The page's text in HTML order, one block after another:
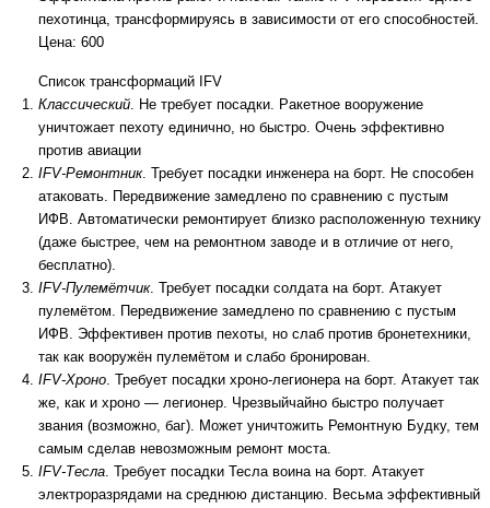
пехотинца, трансформируясь в зависимости от его способностей.
Цена: 600
Список трансформаций IFV
Классический. Не требует посадки. Ракетное вооружение
уничтожает пехоту единично, но быстро. Очень эффективно
против авиации
IFV-Ремонтник. Требует посадки инженера на борт. Не способен
атаковать. Передвижение замедлено по сравнению с пустым
ИФВ. Автоматически ремонтирует близко расположенную технику
(даже быстрее, чем на ремонтном заводе и в отличие от него,
бесплатно).
IFV-Пулемётчик. Требует посадки солдата на борт. Атакует
пулемётом. Передвижение замедлено по сравнению с пустым
ИФВ. Эффективен против пехоты, но слаб против бронетехники,
так как вооружён пулемётом и слабо бронирован.
IFV-Хроно. Требует посадки хроно-легионера на борт. Атакует так
же, как и хроно — легионер. Чрезвыйчайно быстро получает
звания (возможно, баг). Может уничтожить Ремонтную Будку, тем
самым сделав невозможным ремонт моста.
IFV-Тесла. Требует посадки Тесла воина на борт. Атакует
электроразрядами на среднюю дистанцию. Весьма эффективный